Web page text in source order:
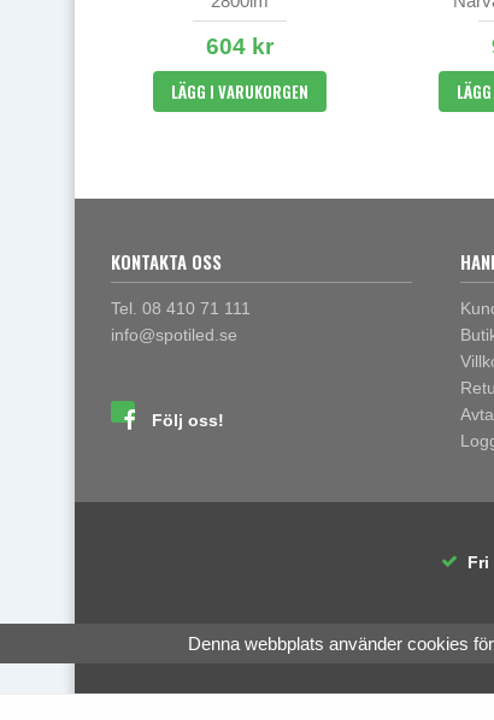
604 kr
LÄGG I VARUKORGEN
KONTAKTA OSS
Tel. 08 410 71 111
info@spotiled.se
Följ oss!
Fri
Denna webbplats använder cookies